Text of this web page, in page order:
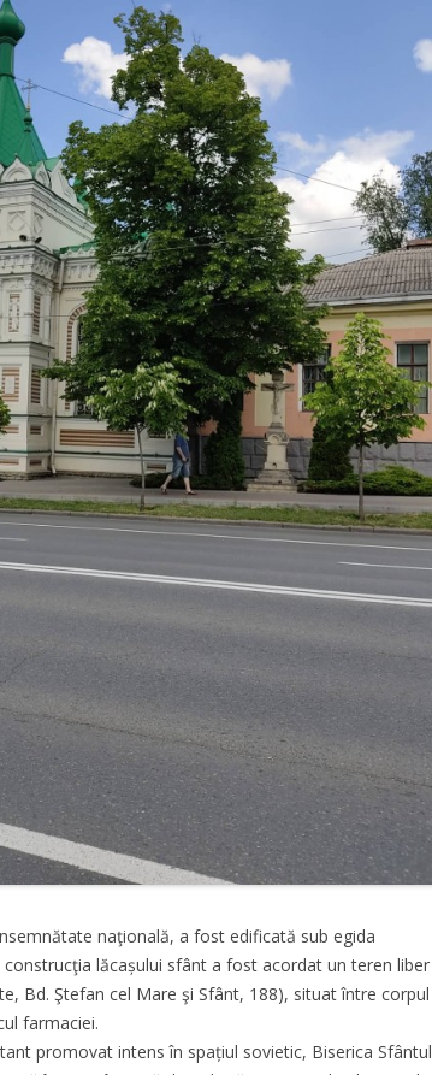
naţională, a fost edificată sub egida
lăcașului sfânt a fost acordat un teren liber
Bd. Ştefan cel Mare şi Sfânt, 188), situat între corpul
farmaciei.
promovat intens în spațiul sovietic, Biserica Sfântul